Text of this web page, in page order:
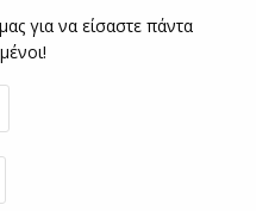
για να είσαστε πάντα